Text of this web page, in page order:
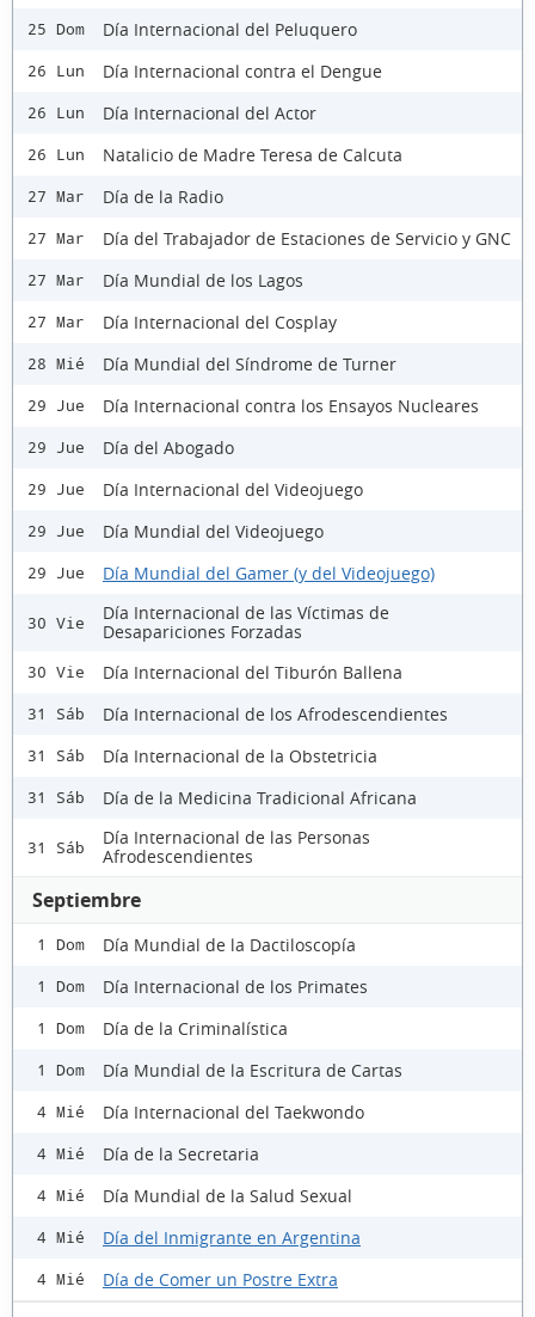
25 Dom Día Internacional del Peluquero
26 Lun Día Internacional contra el Dengue
26 Lun Día Internacional del Actor
26 Lun Natalicio de Madre Teresa de Calcuta
27 Mar Día de la Radio
27 Mar Día del Trabajador de Estaciones de Servicio y GNC
27 Mar Día Mundial de los Lagos
27 Mar Día Internacional del Cosplay
28 Mié Día Mundial del Síndrome de Turner
29 Jue Día Internacional contra los Ensayos Nucleares
29 Jue Día del Abogado
29 Jue Día Internacional del Videojuego
29 Jue Día Mundial del Videojuego
29 Jue Día Mundial del Gamer (y del Videojuego)
30 Vie
Día Internacional de las Víctimas de
Desapariciones Forzadas
30 Vie Día Internacional del Tiburón Ballena
31 Sáb Día Internacional de los Afrodescendientes
31 Sáb Día Internacional de la Obstetricia
31 Sáb Día de la Medicina Tradicional Africana
31 Sáb
Día Internacional de las Personas
Afrodescendientes
Septiembre
1 Dom Día Mundial de la Dactiloscopía
1 Dom Día Internacional de los Primates
1 Dom Día de la Criminalística
1 Dom Día Mundial de la Escritura de Cartas
4 Mié Día Internacional del Taekwondo
4 Mié Día de la Secretaria
4 Mié Día Mundial de la Salud Sexual
4 Mié Día del Inmigrante en Argentina
4 Mié Día de Comer un Postre Extra